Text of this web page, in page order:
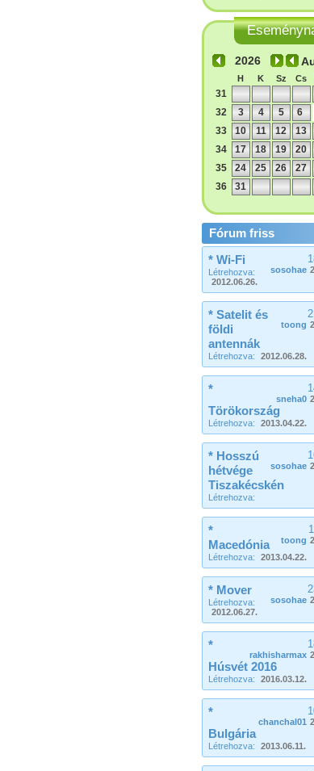
H K Sz Cs
31
32
3 4 5 6
33
10 11 12 13
34
17 18 19 20
35
24 25 26 27
36
31
Fórum friss
sosohae
* Wi-Fi
Létrehozva:
2012.06.26.
toong
* Satelit és
földi
antennák
Létrehozva: 2012.06.28.
sneha0
*
Törökország
Létrehozva: 2013.04.22.
sosohae
* Hosszú
hétvége
Tiszakécskén
Létrehozva:
toong
*
Macedónia
Létrehozva: 2013.04.22.
sosohae
* Mover
Létrehozva:
2012.06.27.
rakhisharmax
*
Húsvét 2016
Létrehozva: 2016.03.12.
chanchal01
*
Bulgária
Létrehozva: 2013.06.11.